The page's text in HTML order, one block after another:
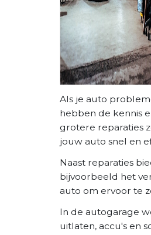
Als je auto
hebben de kennis
grotere reparaties
jouw auto snel en
Naast reparaties
bijvoorbeeld het
auto om ervoor te
In de autogarage
uitlaten, accu's en